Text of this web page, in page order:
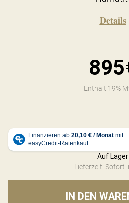
Details
Enthält 19%
Auf Lager
Lieferzeit: Sofort
IN DEN